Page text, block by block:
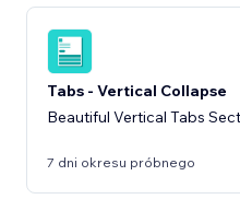
Tabs - Vertical Collapse
Beautiful Vertical Tabs
7 dni okresu próbnego